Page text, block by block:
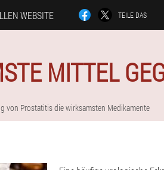
WEBSITE TEILE DAS
MITTEL
von Prostatitis die wirksamsten Medikamente